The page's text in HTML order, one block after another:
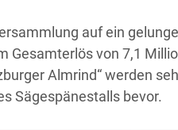
auf ein
von 7,1
Almrind“ werden
Sägespänestalls bevor.